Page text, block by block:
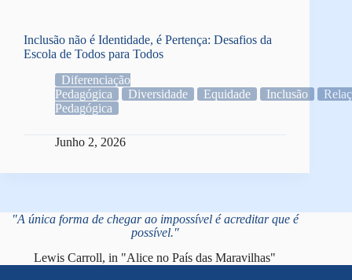
Inclusão não é Identidade, é Pertença: Desafios da
Escola de Todos para Todos
Diferenciação
Pedagógica
Diversidade Equidade Inclusão
Pedagógica
Junho 2, 2026
"A única forma de chegar ao impossível é acreditar que é
possível."
Lewis Carroll, in "Alice no País das Maravilhas"